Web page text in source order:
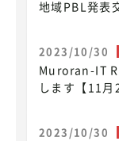
地域PBL発表
2023/10/30
Muroran-IT
します【11月
2023/10/30